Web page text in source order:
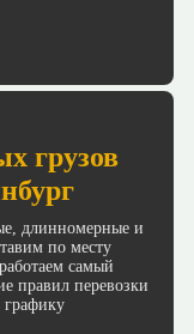
грузов
длинномерные и
по месту
самый
правил перевозки
графику